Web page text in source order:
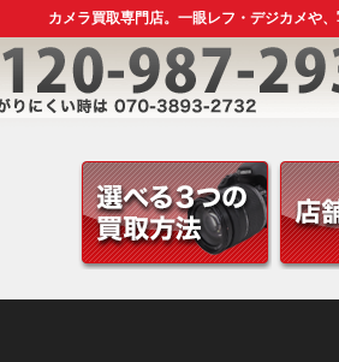
カメラ買取専門店。一眼レフ・デジカメや